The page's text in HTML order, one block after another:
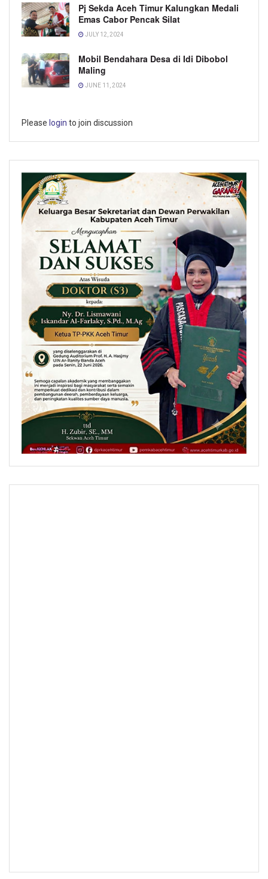
Pj Sekda Aceh Timur Kalungkan Medali
Emas Cabor Pencak Silat
JULY 12, 2024
Mobil Bendahara Desa di Idi Dibobol
Maling
JUNE 11, 2024
Please login to join discussion